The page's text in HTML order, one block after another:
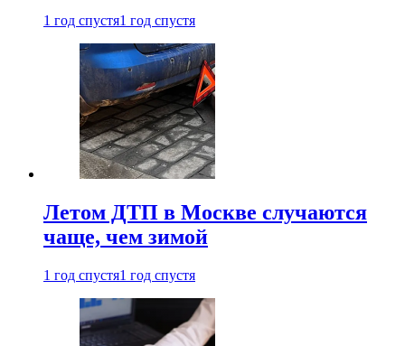
1 год спустя1 год спустя
Летом ДТП в Москве случаются
чаще, чем зимой
1 год спустя1 год спустя